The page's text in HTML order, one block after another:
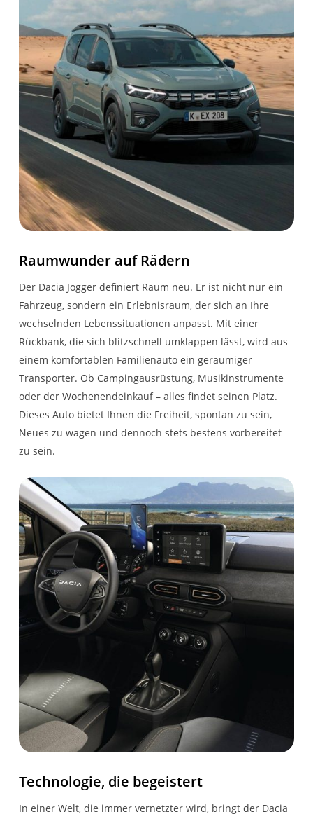
Raumwunder auf Rädern
Der Dacia Jogger definiert Raum neu. Er ist nicht nur ein
Fahrzeug, sondern ein Erlebnisraum, der sich an Ihre
wechselnden Lebenssituationen anpasst. Mit einer
Rückbank, die sich blitzschnell umklappen lässt, wird aus
einem komfortablen Familienauto ein geräumiger
Transporter. Ob Campingausrüstung, Musikinstrumente
oder der Wochenendeinkauf – alles findet seinen Platz.
Dieses Auto bietet Ihnen die Freiheit, spontan zu sein,
Neues zu wagen und dennoch stets bestens vorbereitet
zu sein.
Technologie, die begeistert
In einer Welt, die immer vernetzter wird, bringt der Dacia